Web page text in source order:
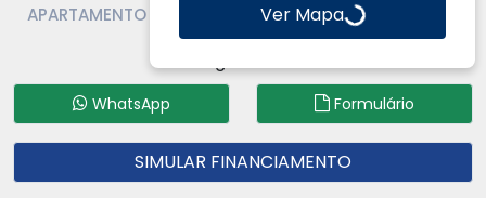
APARTAMENTO À VENDA | APARTAMENTO | GRAVATAÍ |
MORADA DO VALE I
WhatsApp Formulário
SIMULAR FINANCIAMENTO
Ver Mapa